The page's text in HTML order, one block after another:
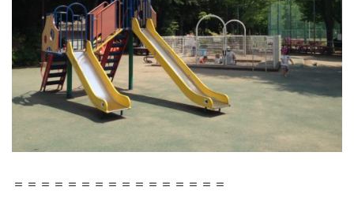
＝＝＝＝＝＝＝＝＝＝＝＝＝＝＝＝